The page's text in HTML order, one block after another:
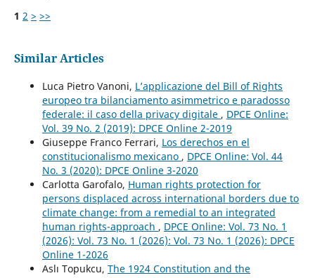
1 2 > >>
Similar Articles
Luca Pietro Vanoni, L’applicazione del Bill of Rights
europeo tra bilanciamento asimmetrico e paradosso
federale: il caso della privacy digitale , DPCE Online:
Vol. 39 No. 2 (2019): DPCE Online 2-2019
Giuseppe Franco Ferrari, Los derechos en el
constitucionalismo mexicano , DPCE Online: Vol. 44
No. 3 (2020): DPCE Online 3-2020
Carlotta Garofalo, Human rights protection for
persons displaced across international borders due to
climate change: from a remedial to an integrated
human rights-approach , DPCE Online: Vol. 73 No. 1
(2026): Vol. 73 No. 1 (2026): Vol. 73 No. 1 (2026): DPCE
Online 1-2026
Aslı Topukcu, The 1924 Constitution and the